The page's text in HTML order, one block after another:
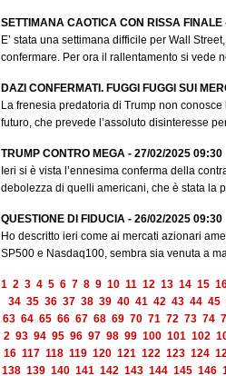
SETTIMANA CAOTICA CON RISSA
E’ stata una settimana difficile per Wall
confermare. Per ora il rallentamento si vede
DAZI CONFERMATI. FUGGI FUGGI SUI
La frenesia predatoria di Trump non
futuro, che prevede l’assoluto disinteresse
TRUMP CONTRO MEGA - 27/02/2025 09:30
Ieri si è vista l’ennesima conferma della
debolezza di quelli americani, che è stata la
QUESTIONE DI FIDUCIA - 26/02/2025 09:30
Ho descritto ieri come ai mercati azionari
SP500 e Nasdaq100, sembra sia venuta a
1 2 3 4 5 6 7 8 9 10 11 12 13 14 15
34 35 36 37 38 39 40 41 42 43 44 45
63 64 65 66 67 68 69 70 71 72 73 74
2 93 94 95 96 97 98 99 100 101 102
16 117 118 119 120 121 122 123 124
138 139 140 141 142 143 144 145 146